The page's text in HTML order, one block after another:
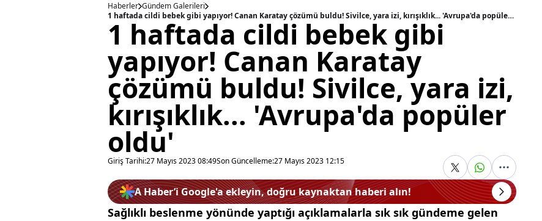
Haberler Gündem Galerileri
1 haftada cildi bebek gibi yapıyor! Canan Karatay çözümü buldu! Sivilce, yara izi, kırışıklık... 'Avrupa'da popüler oldu'
1 haftada cildi bebek gibi
yapıyor! Canan Karatay
çözümü buldu! Sivilce, yara izi,
kırışıklık... 'Avrupa'da popüler
oldu'
Giriş Tarihi:27 Mayıs 2023 08:49Son Güncelleme:27 Mayıs 2023 12:15
A Haber’i Google'a ekleyin, doğru kaynaktan haberi alın!
Sağlıklı beslenme yönünde yaptığı açıklamalarla sık sık gündeme gelen